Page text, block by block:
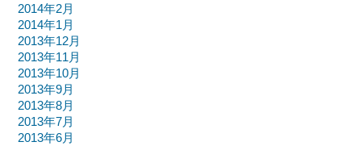
2014年2月
2014年1月
2013年12月
2013年11月
2013年10月
2013年9月
2013年8月
2013年7月
2013年6月